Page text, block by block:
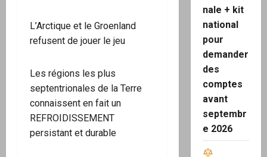
L’Arctique et le Groenland
refusent de jouer le jeu
Les régions les plus
septentrionales de la Terre
connaissent en fait un
REFROIDISSEMENT
persistant et durable
nale + kit
national
pour
demander
des
comptes
avant
septembr
e 2026